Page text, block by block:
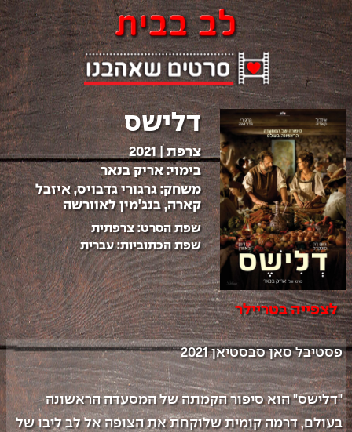
דלישס
צרפת|
2021
בימוי:אריק בנאר
משחק:גרגורי גדבויס, איזבל
קארה, בנג'מין לאוורשה
שפת הסרט:צרפתית
שפת הכתוביות:עברית
לצפייה בטריילר
"דלישס" הוא סיפור הקמתה של המסעדה הראשונה
בעולם, דרמה קומית שלוקחת את הצופה אל לב ליבו של